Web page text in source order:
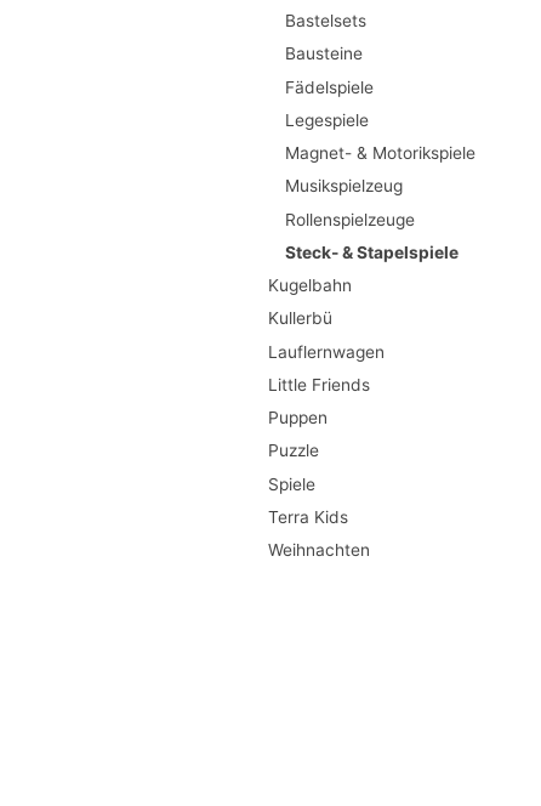
Bastelsets
Bausteine
Fädelspiele
Legespiele
Magnet- & Motorikspiele
Musikspielzeug
Rollenspielzeuge
Steck- & Stapelspiele
Kugelbahn
Kullerbü
Lauflernwagen
Little Friends
Puppen
Puzzle
Spiele
Terra Kids
Weihnachten